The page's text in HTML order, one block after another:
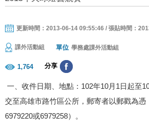
更新時間：2013-06-14 09:55:46 / 張貼時間：
課外活動組 單位 學務處課外活動組
1,764 分享
一、收件日期、地點：102年10月1日起至
交至高雄市路竹區公所，郵寄者以郵戳為憑
6979220或6979258）。